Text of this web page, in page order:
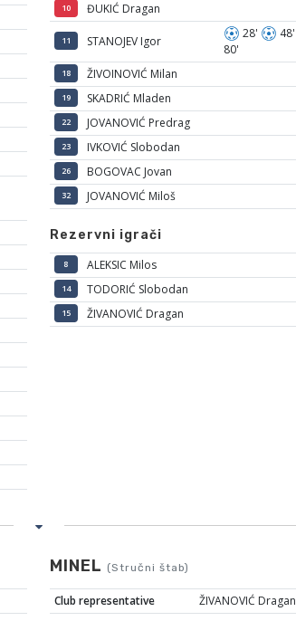
10 ĐUKIĆ Dragan
11 STANOJEV Igor
28'
48'
80'
18 ŽIVOINOVIĆ Milan
19 SKADRIĆ Mladen
22 JOVANOVIĆ Predrag
23 IVKOVIĆ Slobodan
26 BOGOVAC Jovan
32 JOVANOVIĆ Miloš
Rezervni igrači
8 ALEKSIC Milos
14 TODORIĆ Slobodan
15 ŽIVANOVIĆ Dragan
MINEL (Stručni štab)
Club representative ŽIVANOVIĆ Dragan